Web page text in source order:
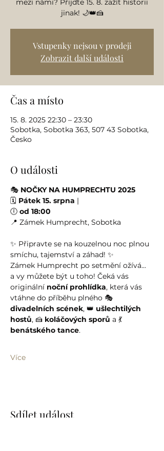
mezi námi? Přijďte 15. 8. zažít historii
jinak! 🌙👑🍰
Vstupenky nejsou v prodeji
Zobrazit další události
Čas a místo
15. 8. 2025 22:30 – 23:30
Sobotka, Sobotka 363, 507 43 Sobotka,
Česko
O události
🎭 NOČKY NA HUMPRECHTU 2025
🗓 Pátek 15. srpna |
🕕 od 18:00
📍 Zámek Humprecht, Sobotka
✨ Připravte se na kouzelnou noc plnou
smíchu, tajemství a záhad! ✨
Zámek Humprecht po setmění ožívá...
a vy můžete být u toho! Čeká vás
originální noční prohlídka, která vás
vtáhne do příběhu plného 🎭
divadelních scének, 👑 ušlechtilých
hostů, 🍰 koláčových sporů a 💃
benátského tance.
Více
Sdílet událost